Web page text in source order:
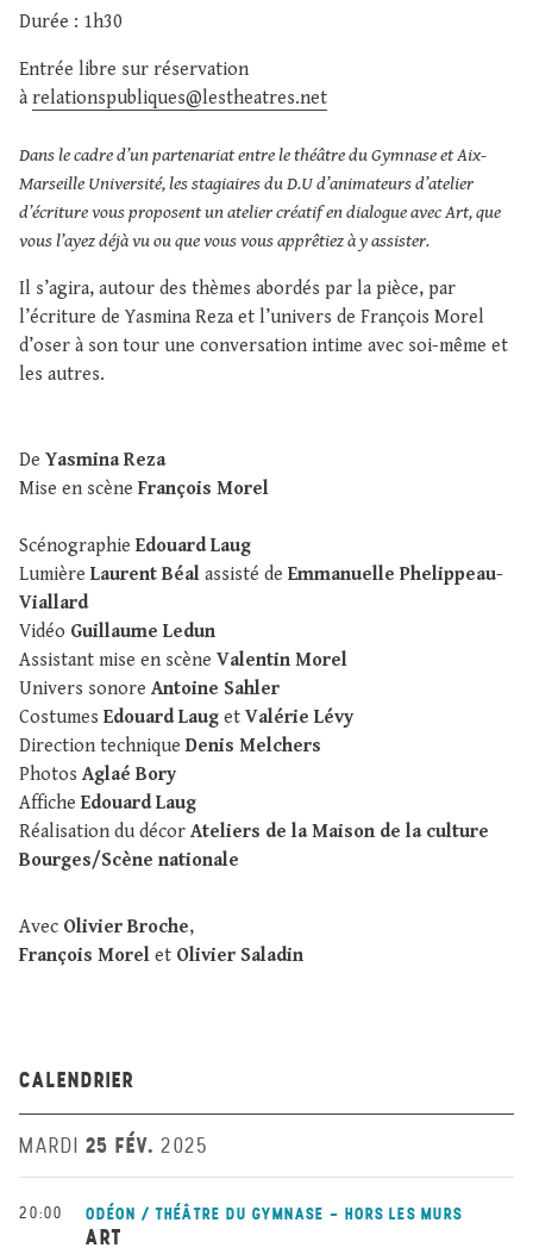
Durée : 1h30
Entrée libre sur réservation
à relationspubliques@lestheatres.net
Dans le cadre d’un partenariat entre le théâtre du Gymnase et Aix-
Marseille Université, les stagiaires du D.U d’animateurs d’atelier
d’écriture vous proposent un atelier créatif en dialogue avec Art, que
vous l’ayez déjà vu ou que vous vous apprêtiez à y assister.
Il s’agira, autour des thèmes abordés par la pièce, par
l’écriture de Yasmina Reza et l’univers de François Morel
d’oser à son tour une conversation intime avec soi-même et
les autres.
De Yasmina Reza
Mise en scène François Morel
Scénographie Edouard Laug
Lumière Laurent Béal assisté de Emmanuelle Phelippeau-
Viallard
Vidéo Guillaume Ledun
Assistant mise en scène Valentin Morel
Univers sonore Antoine Sahler
Costumes Edouard Laug et Valérie Lévy
Direction technique Denis Melchers
Photos Aglaé Bory
Affiche Edouard Laug
Réalisation du décor Ateliers de la Maison de la culture
Bourges/Scène nationale
Avec Olivier Broche,
François Morel et Olivier Saladin
CALENDRIER
MARDI 25 FÉV. 2025
20:00 ODÉON / THÉÂTRE DU GYMNASE - HORS LES MURS
ART